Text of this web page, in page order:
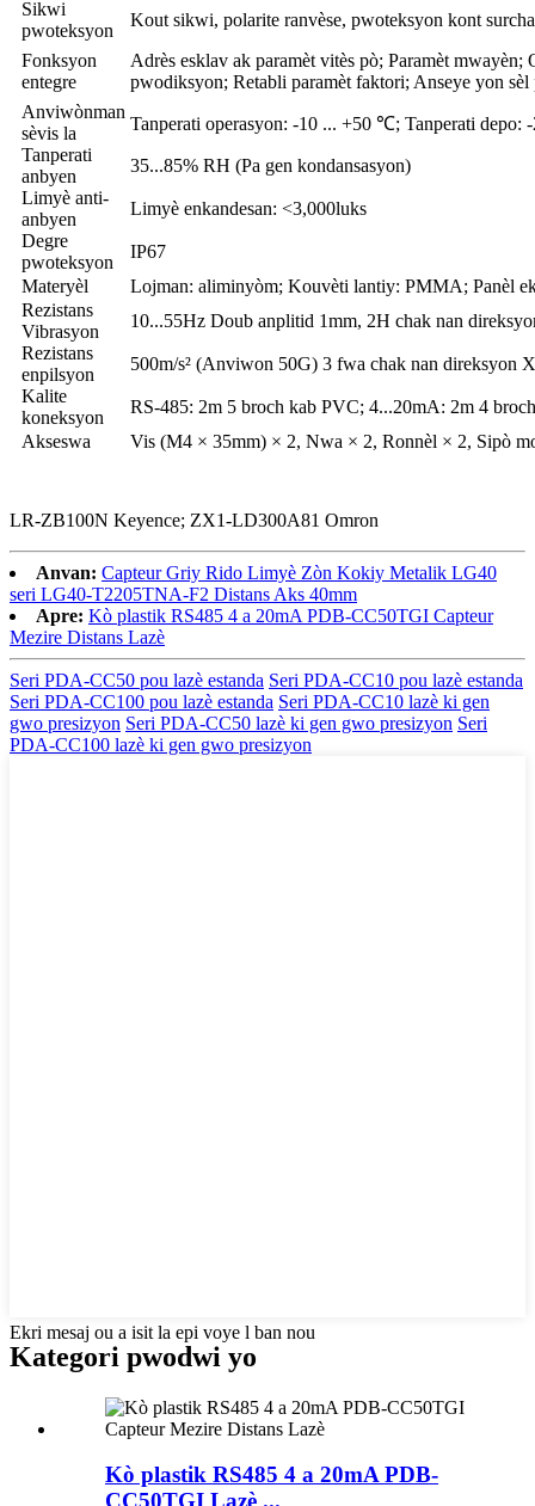
Sikwi
pwoteksyon
Kout sikwi, polarite ranvèse, pwoteksyon kont
Fonksyon
entegre
Adrès esklav ak paramèt vitès pò; Paramèt
pwodiksyon; Retabli paramèt faktori; Anseye yon
Anviwònman
sèvis la
Tanperati operasyon: -10 ... +50 ℃; Tanperati
Tanperati
anbyen
35...85% RH (Pa gen kondansasyon)
Limyè anti-
anbyen
Limyè enkandesan: <3,000luks
Degre
pwoteksyon
IP67
Materyèl
Lojman: aliminyòm; Kouvèti lantiy: PMMA; Panèl
Rezistans
Vibrasyon
10...55Hz Doub anplitid 1mm, 2H chak nan
Rezistans
enpilsyon
500m/s² (Anviwon 50G) 3 fwa chak nan direksyon
Kalite
koneksyon
RS-485: 2m 5 broch kab PVC; 4...20mA: 2m 4
Akseswa
Vis (M4 × 35mm) × 2, Nwa × 2, Ronnèl × 2, Sipò
LR-ZB100N Keyence; ZX1-LD300A81 Omron
Anvan: Capteur Griy Rido Limyè Zòn Kokiy Metalik LG40
seri LG40-T2205TNA-F2 Distans Aks 40mm
Apre: Kò plastik RS485 4 a 20mA PDB-CC50TGI Capteur
Mezire Distans Lazè
Seri PDA-CC50 pou lazè estanda Seri PDA-CC10 pou lazè estanda
Seri PDA-CC100 pou lazè estanda Seri PDA-CC10 lazè ki gen
gwo presizyon Seri PDA-CC50 lazè ki gen gwo presizyon Seri
PDA-CC100 lazè ki gen gwo presizyon
Ekri mesaj ou a isit la epi voye l ban nou
Kategori pwodwi yo
Kò plastik RS485 4 a 20mA PDB-